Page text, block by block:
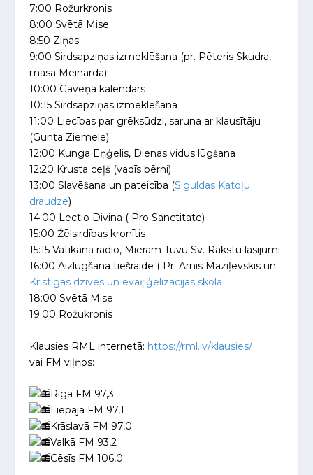
7:00 Rožurkronis
8:00 Svētā Mise
8:50 Ziņas
9:00 Sirdsapziņas izmeklēšana (pr. Pēteris Skudra,
māsa Meinarda)
10:00 Gavēņa kalendārs
10:15 Sirdsapziņas izmeklēšana
11:00 Liecības par grēksūdzi, saruna ar klausītāju
(Gunta Ziemele)
12:00 Kunga Eņģelis, Dienas vidus lūgšana
12:20 Krusta ceļš (vadīs bērni)
13:00 Slavēšana un pateicība (Siguldas Katoļu
draudze)
14:00 Lectio Divina ( Pro Sanctitate)
15:00 Žēlsirdības kronītis
15:15 Vatikāna radio, Mieram Tuvu Sv. Rakstu lasījumi
16:00 Aizlūgšana tiešraidē ( Pr. Arnis Maziļevskis un
Kristīgās dzīves un evaņģelizācijas skola
18:00 Svētā Mise
19:00 Rožukronis
Klausies RML internetā: https://rml.lv/klausies/
vai FM viļņos:
Rīgā FM 97,3
Liepājā FM 97,1
Krāslavā FM 97,0
Valkā FM 93,2
Cēsīs FM 106,0